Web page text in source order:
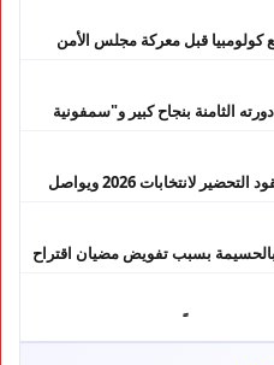
قبل معركة مجلس الأمن
الثامنة بنجاح كبير و"سمفونية
لفتيت.. رجل الداخلية الذي يقود التحضير لانتخابات 2026 ويواصل
بسبب تفويض مضيان اقتراح
استئنافياً واستدعاء جميع المتهمين